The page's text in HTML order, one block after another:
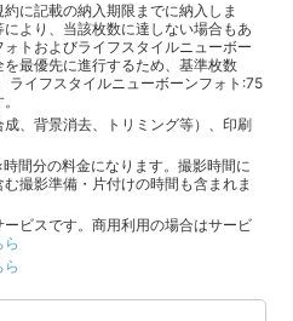
に記載の納入期限までに納入しま
より、当該枚数に達しない場合もあ
トおよびライフスタイルニューボー
最優先に進行するため、基準枚数
ライフスタイルニューボーンフォト:75
、背景消去、トリミング等）、印刷
間分の料金になります。撮影時間に
撮影準備・片付けの時間も含まれま
ビスです。商用利用の場合はサービ
ら
ら